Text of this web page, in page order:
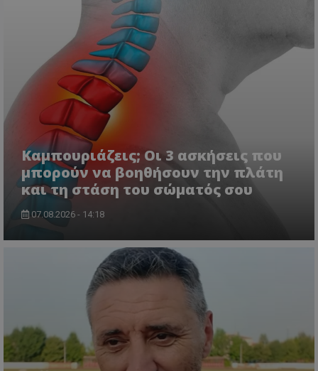
Καμπουριάζεις; Οι 3 ασκήσεις που
μπορούν να βοηθήσουν την πλάτη
και τη στάση του σώματός σου
07.08.2026 - 14:18